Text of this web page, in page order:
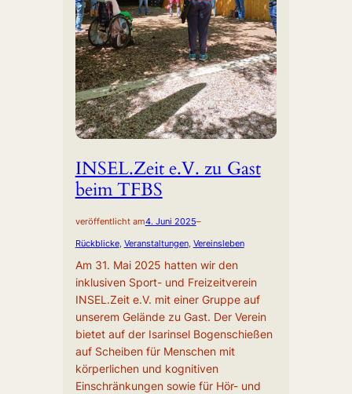
INSEL.Zeit e.V. zu Gast
beim TFBS
veröffentlicht am4. Juni 2025–
Rückblicke, Veranstaltungen, Vereinsleben
Am 31. Mai 2025 hatten wir den
inklusiven Sport- und Freizeitverein
INSEL.Zeit e.V. mit einer Gruppe auf
unserem Gelände zu Gast. Der Verein
bietet auf der Isarinsel Bogenschießen
auf Scheiben für Menschen mit
körperlichen und kognitiven
Einschränkungen sowie für Hör- und